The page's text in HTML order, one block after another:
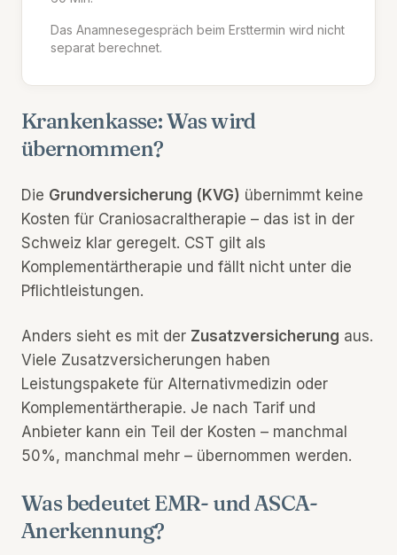
Das Anamnesegespräch beim Ersttermin wird nicht
separat berechnet.
Krankenkasse: Was wird
übernommen?
Die Grundversicherung (KVG) übernimmt keine
Kosten für Craniosacraltherapie – das ist in der
Schweiz klar geregelt. CST gilt als
Komplementärtherapie und fällt nicht unter die
Pflichtleistungen.
Anders sieht es mit der Zusatzversicherung aus.
Viele Zusatzversicherungen haben
Leistungspakete für Alternativmedizin oder
Komplementärtherapie. Je nach Tarif und
Anbieter kann ein Teil der Kosten – manchmal
50%, manchmal mehr – übernommen werden.
Was bedeutet EMR- und ASCA-
Anerkennung?